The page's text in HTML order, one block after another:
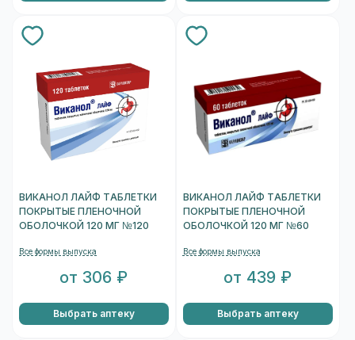
ВИКАНОЛ ЛАЙФ ТАБЛЕТКИ
ПОКРЫТЫЕ ПЛЕНОЧНОЙ
ОБОЛОЧКОЙ 120 МГ №120
Все формы выпуска
от 306 ₽
Выбрать аптеку
ВИКАНОЛ ЛАЙФ ТАБЛЕТКИ
ПОКРЫТЫЕ ПЛЕНОЧНОЙ
ОБОЛОЧКОЙ 120 МГ №60
Все формы выпуска
от 439 ₽
Выбрать аптеку